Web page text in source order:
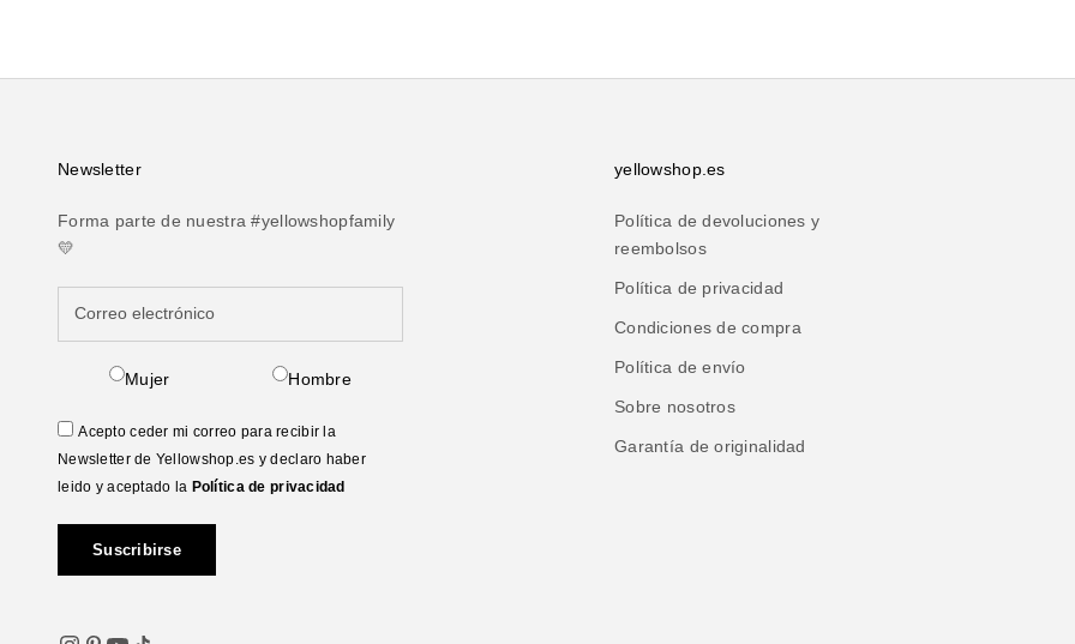
Newsletter
Forma parte de nuestra #yellowshopfamily
💛
Mujer Hombre
Acepto ceder mi correo para recibir la
Newsletter de Yellowshop.es y declaro haber
leido y aceptado la Política de privacidad
Suscribirse
yellowshop.es
Política de devoluciones y
reembolsos
Política de privacidad
Condiciones de compra
Política de envío
Sobre nosotros
Garantía de originalidad